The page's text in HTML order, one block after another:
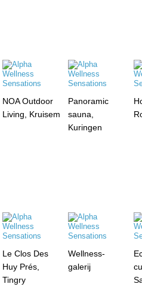
NOA Outdoor
Living, Kruisem
Panoramic
sauna,
Kuringen
Le Clos Des
Huy Prés,
Tingry
Wellness-
galerij